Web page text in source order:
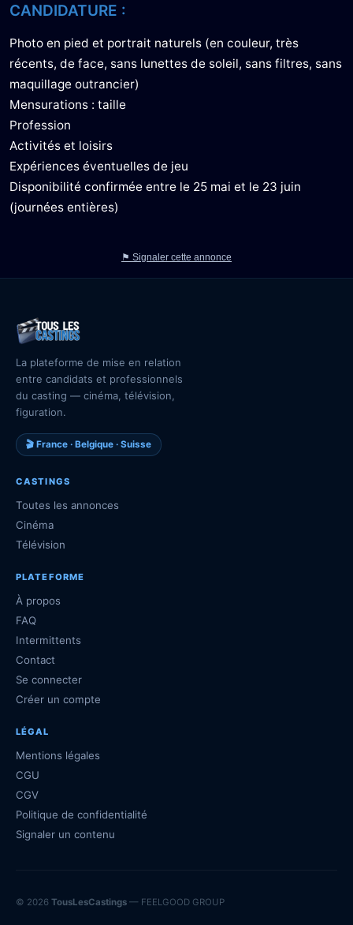
CANDIDATURE :
Photo en pied et portrait naturels (en couleur, très
récents, de face, sans lunettes de soleil, sans filtres, sans
maquillage outrancier)
Mensurations : taille
Profession
Activités et loisirs
Expériences éventuelles de jeu
Disponibilité confirmée entre le 25 mai et le 23 juin
(journées entières)
⚑ Signaler cette annonce
La plateforme de mise en relation
entre candidats et professionnels
du casting — cinéma, télévision,
figuration.
🎬 France · Belgique · Suisse
CASTINGS
Toutes les annonces
Cinéma
Télévision
PLATEFORME
À propos
FAQ
Intermittents
Contact
Se connecter
Créer un compte
LÉGAL
Mentions légales
CGU
CGV
Politique de confidentialité
Signaler un contenu
© 2026 TousLesCastings — FEELGOOD GROUP